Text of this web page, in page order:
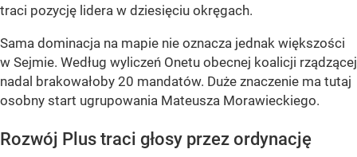
traci pozycję lidera w dziesięciu okręgach.
Sama dominacja na mapie nie oznacza jednak większości
w Sejmie. Według wyliczeń Onetu obecnej koalicji rządzącej
nadal brakowałoby 20 mandatów. Duże znaczenie ma tutaj
osobny start ugrupowania Mateusza Morawieckiego.
Rozwój Plus traci głosy przez ordynację